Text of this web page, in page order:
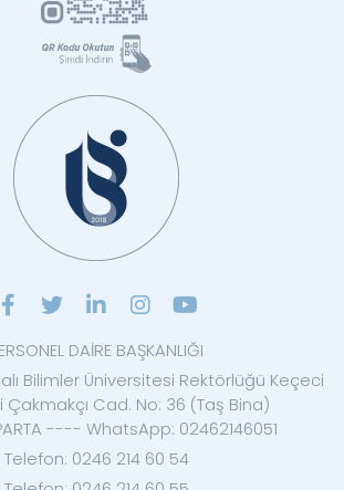
DAİRE BAŞKANLIĞI
Bilimler Üniversitesi Rektörlüğü Keçeci
Çakmakçı Cad. No: 36 (Taş Bina)
---- WhatsApp: 02462146051
Telefon: 0246 214 60 54